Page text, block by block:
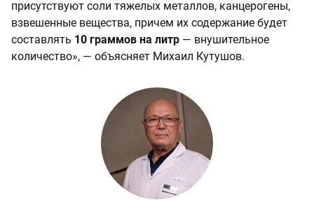
присутствуют соли тяжелых металлов, канцерогены,
взвешенные вещества, причем их содержание будет
составлять 10 граммов на литр — внушительное
количество», — объясняет Михаил Кутушов.